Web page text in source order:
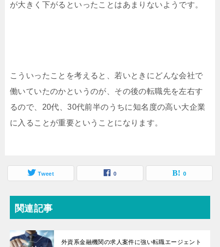
が大きく下がるといったことはあまりないようです。
こういったことを考えると、若いときにどんな会社で
働いていたのかというのが、その後の転職先を左右す
るので、20代、30代前半のうちに知名度の高い大企業
に入ることが重要ということになります。
Tweet 0 0
関連記事
外資系金融機関の求人案件に強い転職エージェント